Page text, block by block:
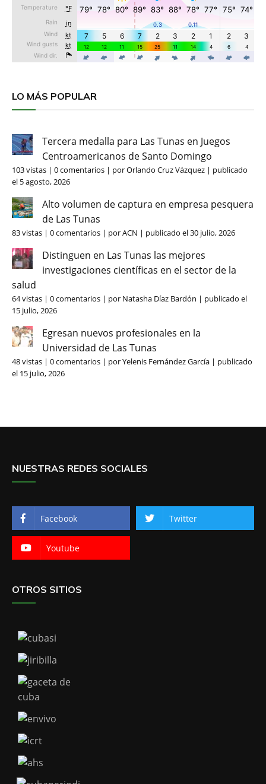
LO MÁS POPULAR
Tercera medalla para Las Tunas en Juegos
Centroamericanos de Santo Domingo
103 vistas | 0 comentarios | porOrlando Cruz Vázquez | publicado
el 5 agosto, 2026
Alto volumen de captura en empresa pesquera
de Las Tunas
83 vistas | 0 comentarios | porACN | publicado el 30 julio, 2026
Distinguen en Las Tunas las mejores
investigaciones científicas en el sector de la
salud
64 vistas | 0 comentarios | por Natasha Díaz Bardón | publicado el
15 julio, 2026
Egresan nuevos profesionales en la
Universidad de Las Tunas
48 vistas | 0 comentarios | porYelenis Fernández García | publicado
el 15 julio, 2026
NUESTRAS REDES SOCIALES
Facebook Twitter
Youtube
OTROS SITIOS